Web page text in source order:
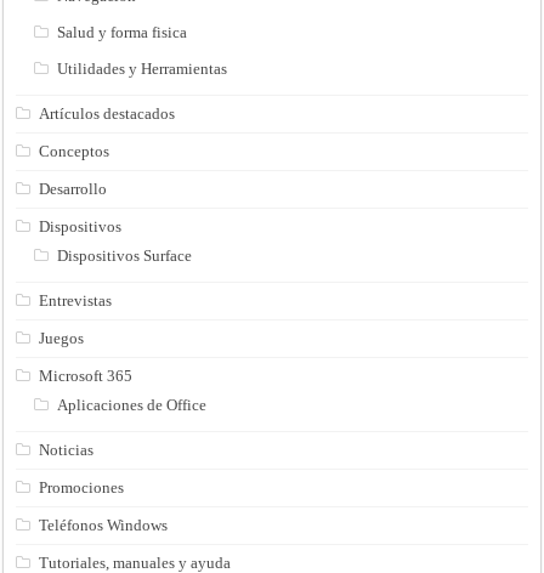
Salud y forma fisica
Utilidades y Herramientas
Artículos destacados
Conceptos
Desarrollo
Dispositivos
Dispositivos Surface
Entrevistas
Juegos
Microsoft 365
Aplicaciones de Office
Noticias
Promociones
Teléfonos Windows
Tutoriales, manuales y ayuda